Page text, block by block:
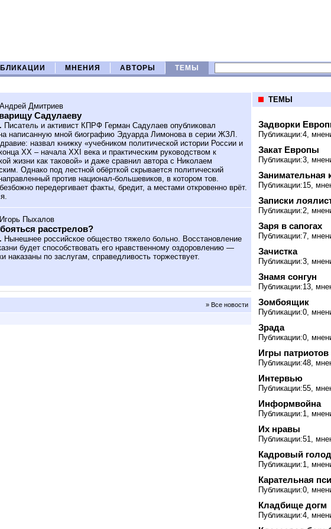
МНЕНИЯ АВТОРЫ ТЕМЫ
Андрей Дмитриев
Садулаеву
Писатель и активист КПРФ Герман Садулаев опубликовал
написанную мной биографию Эдуарда Лимонова в серии ЖЗЛ.
назвал книжку «учебником политической истории России и
XX – начала XXI века и практическим руководством к
жизни как таковой» и даже сравнил автора с Николаем
Однако под лестной обёрткой скрывается политический
против национал-большевиков, в котором тов.
передергивает факты, бредит, а местами откровенно врёт.
Игорь Пыхалов
расстрелов?
Нынешнее российское общество тяжело больно. Восстановление
будет способствовать его нравственному оздоровлению —
наказаны по заслугам, справедливость торжествует.
» Все новости
ТЕМЫ
Задворки
Публикации:4,
Закат Европы
Публикации:3,
Занимательная
Публикации:15,
Записки
Публикации:2,
Заря в сапогах
Публикации:7,
Зачистка
Публикации:3,
Знамя сонгун
Публикации:13,
Зомбоящик
Публикации:0,
Зрада
Публикации:0,
Игры патриотов
Публикации:48,
Интервью
Публикации:55,
Информвойна
Публикации:1,
Их нравы
Публикации:51,
Кадровый голод
Публикации:1,
Карательная
Публикации:0,
Кладбище догм
Публикации:4,